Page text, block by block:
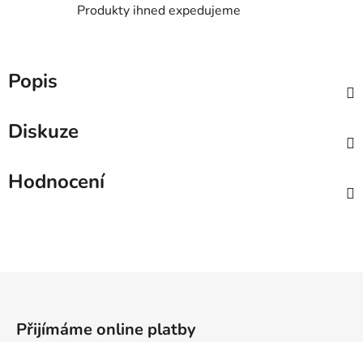
Produkty ihned expedujeme
Popis
Diskuze
Hodnocení
Přijímáme online platby